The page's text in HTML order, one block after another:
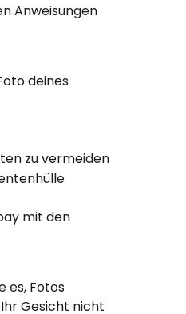
Anweisungen
deines
zu vermeiden
mit den
es, Fotos
Gesicht nicht